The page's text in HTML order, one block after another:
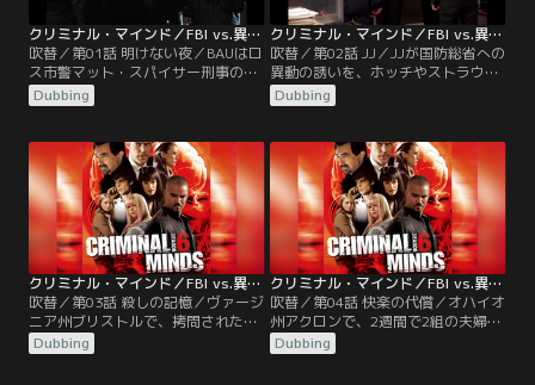
クリミナル・マインド／FBI vs.異常犯罪 シーズン6 第01話／吹替
吹替／第01話 明けない夜／BAUはロ
ス市警マット・スパイサー刑事の娘
エリーを連れ去った連続殺人犯“暗
闇王子”を追い続けるが、犯人は停
な中、JJが緊急警報システムを利用
し、LAのラジオ局全局に同時に割り
込んでニュースを流すことを思いつ
くが、ホッチが現場を離れられな
い。JJは、エリーを無事解放するこ
とができるのか。
Dubbing
クリミナル・マインド／FBI vs.異常犯罪 シーズン6 第02話／吹替
吹替／第02話 JJ／JJが国防総省への
異動の誘いを、ホッチやストラウス
部長に無断で断っていたことが部長
に伝わり、直々に説得される。一
19歳の大学生ケイトが行方不明にな
り3日経っていた。クラブで一緒に
いたバレットとピアソンを参考人と
して拘束できるのは、あと12時間。
なんとしてもケイトを探し出さなく
てはならない。
Dubbing
クリミナル・マインド／FBI vs.異常犯罪 シーズン6 第03話／吹替
吹替／第03話 殺しの記憶／ヴァージ
ニア州ブリストルで、拷問されたあ
と感電死した若い女性2人の遺体が
見つかり、死ぬ直前に親しい人に電
Dubbing
クリミナル・マインド／FBI vs.異常犯罪 シーズン6 第04話／吹替
吹替／第04話 快楽の代償／オハイオ
州アクロンで、2週間で2組の夫婦が
殺害された。犯人は夫にバイアグラ
を与え、夫婦にセックスを強要し、
Dubbing